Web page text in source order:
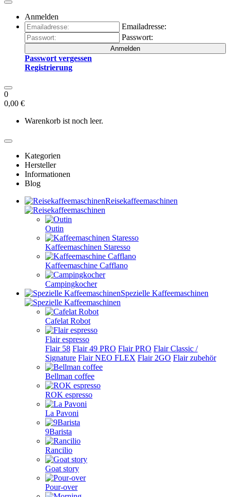
Anmelden
Emailadresse:
Passwort:
Anmelden
Passwort vergessen
Registrierung
0
0,00 €
Warenkorb ist noch leer.
Kategorien
Hersteller
Informationen
Blog
Reisekaffeemaschinen
Outin
Kaffeemaschinen Staresso
Kaffeemaschine Cafflano
Campingkocher
Spezielle Kaffeemaschinen
Cafelat Robot
Flair espresso
Flair 58 Flair 49 PRO Flair PRO Flair Classic /
Signature Flair NEO FLEX Flair 2GO Flair zubehör
Bellman coffee
ROK espresso
La Pavoni
9Barista
Rancilio
Goat story
Pour-over